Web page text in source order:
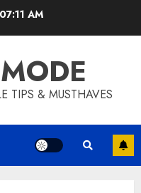
AM
TIPS & MUSTHAVES